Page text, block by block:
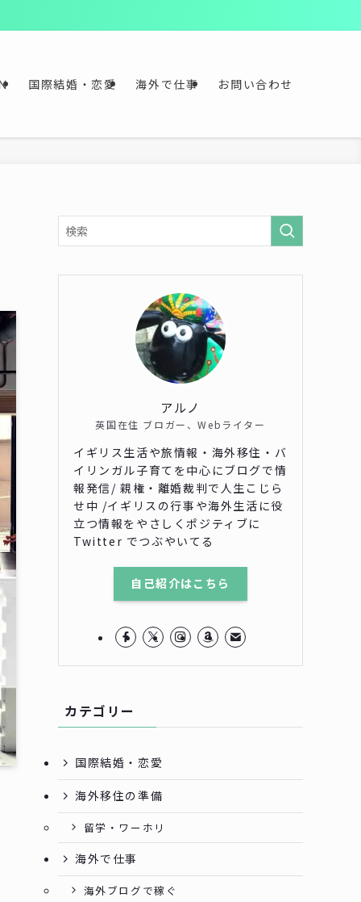
国際結婚・恋愛 海外で仕事 お問い合わせ
アルノ
英国在住 ブロガー、Webライター
イギリス生活や旅情報・海外移住・バ
イリンガル子育てを中心にブログで情
報発信/ 親権・離婚裁判で人生こじら
せ中 /イギリスの行事や海外生活に役
立つ情報をやさしくポジティブに
Twitter でつぶやいてる
自己紹介はこちら
カテゴリー
国際結婚・恋愛
海外移住の準備
留学・ワーホリ
海外で仕事
海外ブログで稼ぐ